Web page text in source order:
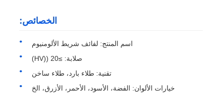
الخصائص:
اسم المنتج: لفائف شريط الألومنيوم
صلابة: ≥20 ((HV)
تقنية: طلاء بارد، طلاء ساخن
خيارات الألوان: الفضة، الأسود، الأحمر، الأزرق، الخ